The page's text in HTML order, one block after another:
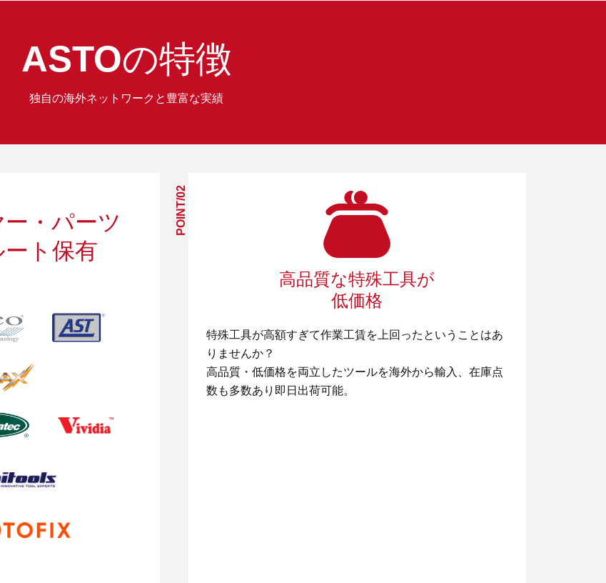
ASTOの特徴
独自の海外ネットワークと豊富な実績
・パーツ
ト保有
POINT/02
高品質な特殊工具が
低価格
特殊工具が高額すぎて作業工賃を上回ったということはあ
りませんか？
高品質・低価格を両立したツールを海外から輸入、在庫点
数も多数あり即日出荷可能。